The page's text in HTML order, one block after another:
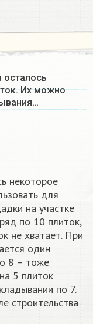
осталось
Их можно
некоторое
для
на участке
по 10 плиток,
не хватает. При
один
8 – тоже
5 плиток
по 7.
строительства